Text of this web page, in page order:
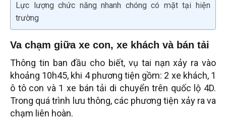
Lực lượng chức năng nhanh chóng có mặt tại hiện
trường
Va chạm giữa xe con, xe khách và bán tải
Thông tin ban đầu cho biết, vụ tai nạn xảy ra vào
khoảng 10h45, khi 4 phương tiện gồm: 2 xe khách, 1
ô tô con và 1 xe bán tải di chuyển trên quốc lộ 4D.
Trong quá trình lưu thông, các phương tiện xảy ra va
chạm liên hoàn.